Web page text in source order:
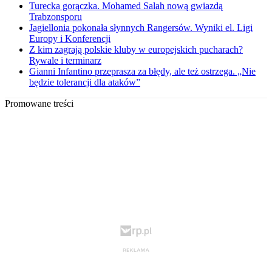
Turecka gorączka. Mohamed Salah nową gwiazdą
Trabzonsporu
Jagiellonia pokonała słynnych Rangersów. Wyniki el. Ligi
Europy i Konferencji
Z kim zagrają polskie kluby w europejskich pucharach?
Rywale i terminarz
Gianni Infantino przeprasza za błędy, ale też ostrzega. „Nie
będzie tolerancji dla ataków”
Promowane treści